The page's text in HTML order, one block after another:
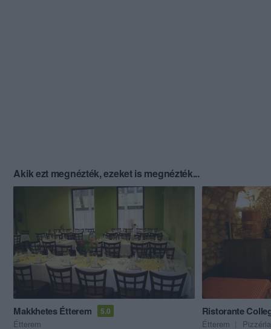
Akik ezt megnézték, ezeket is megnézték...
Makkhetes Étterem 5.0
Étterem
Ristorante
Étterem Pizzéria